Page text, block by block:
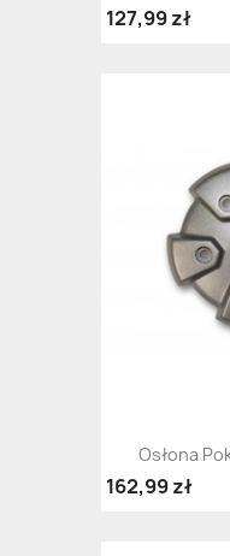
127,99 zł
Osłona
162,99 zł